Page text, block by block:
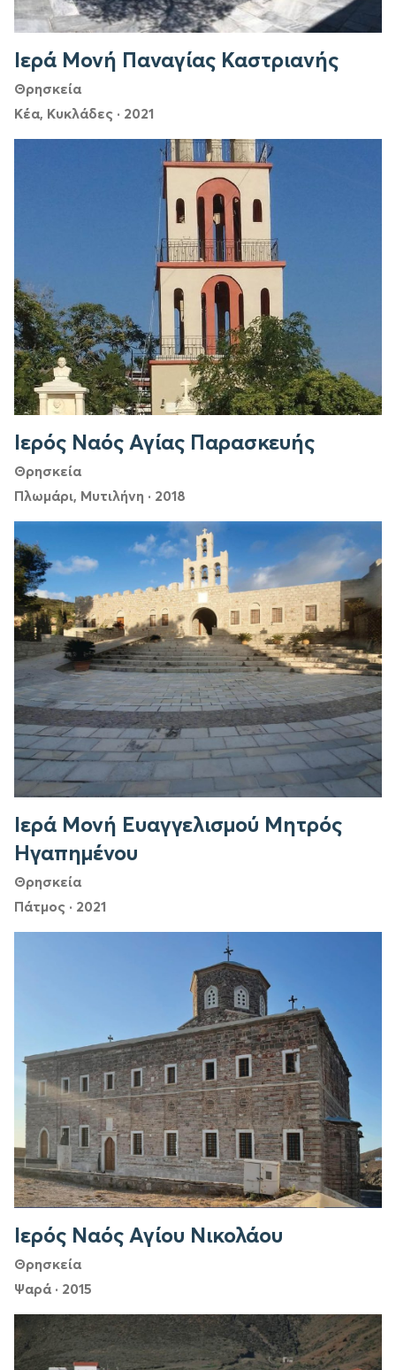
Ιερά Μονή Παναγίας Καστριανής
Θρησκεία
Κέα, Κυκλάδες · 2021
Ιερός Ναός Αγίας Παρασκευής
Θρησκεία
Πλωμάρι, Μυτιλήνη · 2018
Ιερά Μονή Ευαγγελισμού Μητρός
Ηγαπημένου
Θρησκεία
Πάτμος · 2021
Ιερός Ναός Αγίου Νικολάου
Θρησκεία
Ψαρά · 2015